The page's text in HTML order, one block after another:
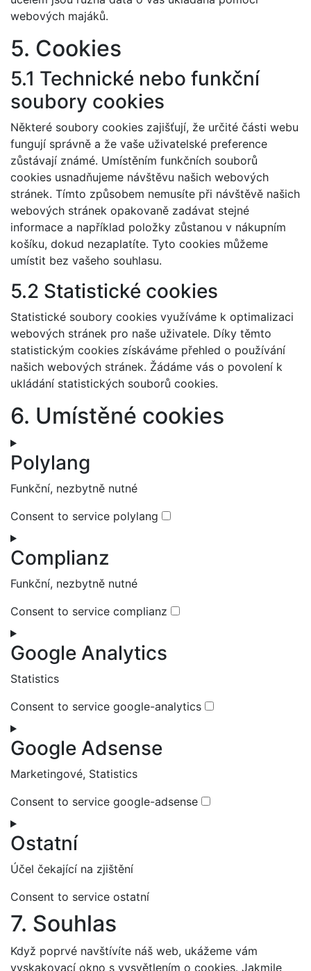
webových majáků.
5. Cookies
5.1 Technické nebo funkční
soubory cookies
Některé soubory cookies zajišťují, že určité části webu
fungují správně a že vaše uživatelské preference
zůstávají známé. Umístěním funkčních souborů
cookies usnadňujeme návštěvu našich webových
stránek. Tímto způsobem nemusíte při návštěvě našich
webových stránek opakovaně zadávat stejné
informace a například položky zůstanou v nákupním
košíku, dokud nezaplatíte. Tyto cookies můžeme
umístit bez vašeho souhlasu.
5.2 Statistické cookies
Statistické soubory cookies využíváme k optimalizaci
webových stránek pro naše uživatele. Díky těmto
statistickým cookies získáváme přehled o používání
našich webových stránek. Žádáme vás o povolení k
ukládání statistických souborů cookies.
6. Umístěné cookies
Polylang
Funkční, nezbytně nutné
Consent to service polylang
Complianz
Funkční, nezbytně nutné
Consent to service complianz
Google Analytics
Statistics
Consent to service google-analytics
Google Adsense
Marketingové, Statistics
Consent to service google-adsense
Ostatní
Účel čekající na zjištění
Consent to service ostatní
7. Souhlas
Když poprvé navštívíte náš web, ukážeme vám
vyskakovací okno s vysvětlením o cookies. Jakmile